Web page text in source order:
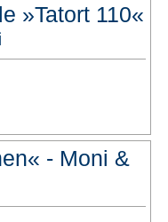
»Tatort 110«
- Moni &